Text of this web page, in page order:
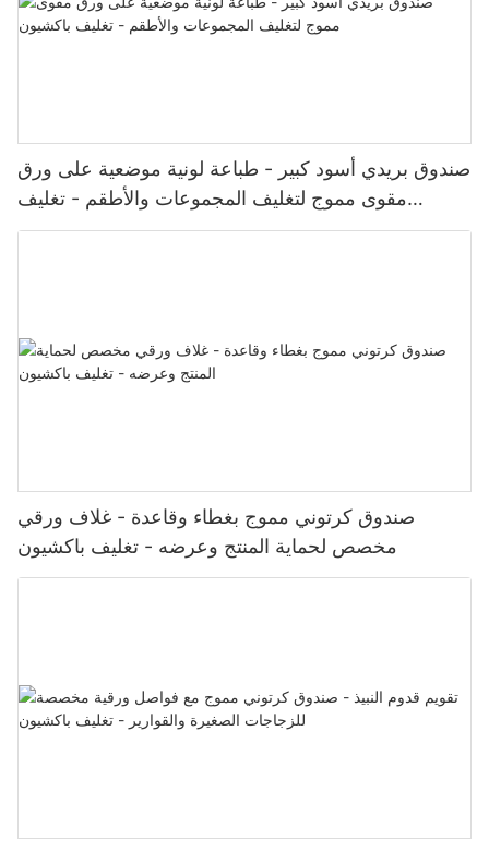
صندوق بريدي أسود كبير - طباعة لونية موضعية على ورق
مقوى مموج لتغليف المجموعات والأطقم - تغليف
باكشيون
صندوق كرتوني مموج بغطاء وقاعدة - غلاف ورقي
مخصص لحماية المنتج وعرضه - تغليف باكشيون